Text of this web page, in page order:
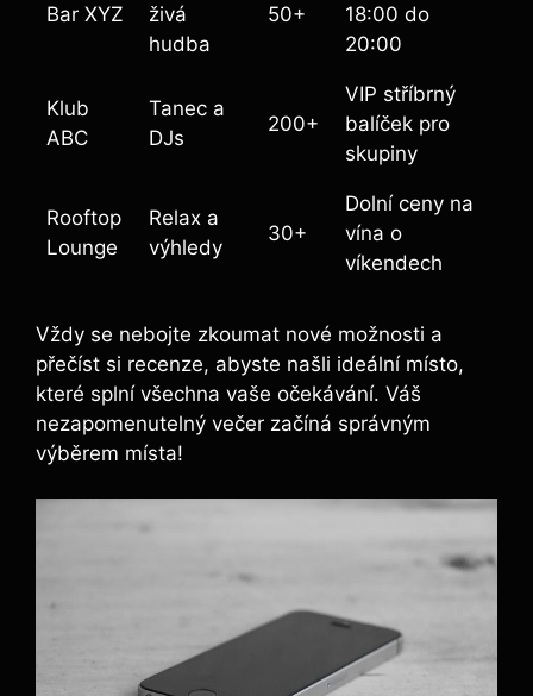
Bar XYZ
živá
hudba
50+
18:00 do
20:00
Klub
ABC
Tanec a
DJs
200+
VIP stříbrný
balíček pro
skupiny
Rooftop
Lounge
Relax a
výhledy
30+
Dolní ceny na
vína o
víkendech
Vždy se nebojte zkoumat nové možnosti a
přečíst si recenze, abyste našli ideální místo,
které splní všechna vaše očekávání. Váš
nezapomenutelný večer začíná správným
výběrem místa!